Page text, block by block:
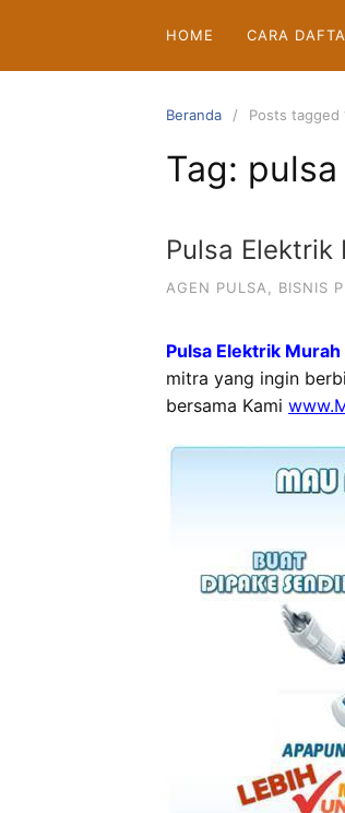
konten
HOME CARA
Beranda Posts tagged
Tag:
Pulsa Elektrik
AGEN PULSA BISNIS
Pulsa Elektrik
mitra yang ingin
bersama Kami